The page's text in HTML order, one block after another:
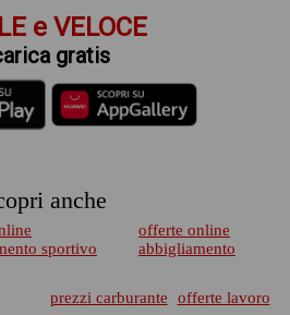
e VELOCE
gratis
anche
sportivo
offerte online
abbigliamento
prezzi carburante
offerte lavoro